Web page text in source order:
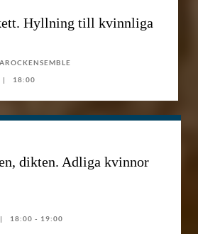
Hyllning till kvinnliga
18:00
dikten. Adliga kvinnor
18:00 - 19:00